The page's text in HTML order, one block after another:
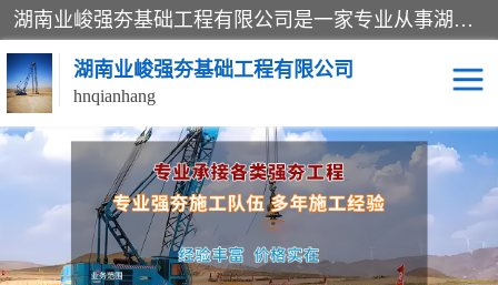
湖南业峻强夯基础工程有限公司是一家专业从事湖南强夯基础工程、强夯机租赁，地基处理的施工单位。业务覆盖：湖南、广东，江西等地。可承接1000KN.m-25000KN.m强夯（置换）工程。公司创始人是国内较早期从事强夯施工的建设者，经过多年的一步一个脚印的发展，在行业内具有较高的度和良好的口碑。
湖南业峻强夯基础工程有限公司
hnqianhang
强夯施工案例 强夯机租赁
强夯施工工程 强夯施工队伍